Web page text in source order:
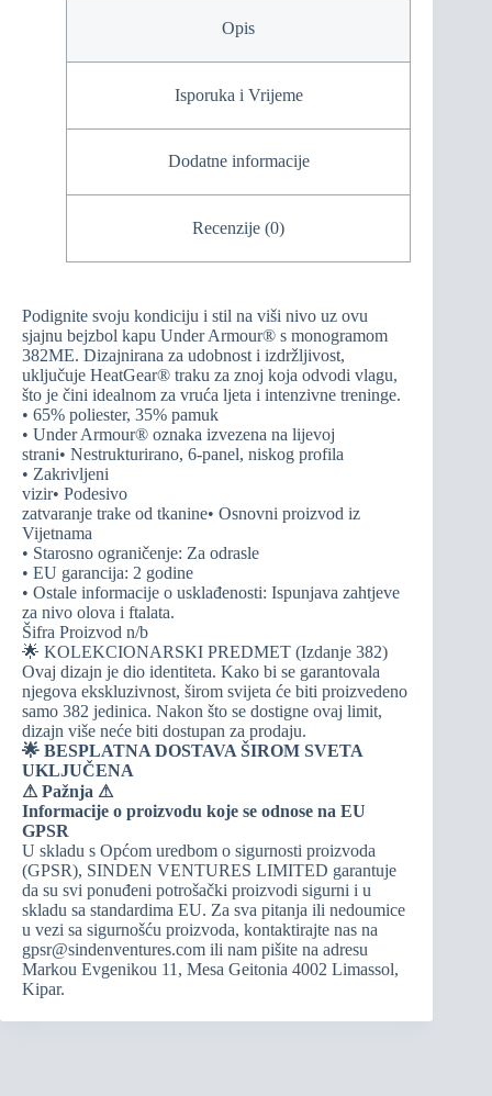
Opis
Isporuka i Vrijeme
Dodatne informacije
Recenzije (0)
Podignite svoju kondiciju i stil na viši nivo uz ovu
sjajnu bejzbol kapu Under Armour® s monogramom
382ME. Dizajnirana za udobnost i izdržljivost,
uključuje HeatGear® traku za znoj koja odvodi vlagu,
što je čini idealnom za vruća ljeta i intenzivne treninge.
• 65% poliester, 35% pamuk
• Under Armour® oznaka izvezena na lijevoj
strani• Nestrukturirano, 6-panel, niskog profila
• Zakrivljeni
vizir• Podesivo
zatvaranje trake od tkanine• Osnovni proizvod iz
Vijetnama
• Starosno ograničenje: Za odrasle
• EU garancija: 2 godine
• Ostale informacije o usklađenosti: Ispunjava zahtjeve
za nivo olova i ftalata.
Šifra Proizvod n/b
🌟 KOLEKCIONARSKI PREDMET (Izdanje 382)
Ovaj dizajn je dio identiteta. Kako bi se garantovala
njegova ekskluzivnost, širom svijeta će biti proizvedeno
samo 382 jedinica. Nakon što se dostigne ovaj limit,
dizajn više neće biti dostupan za prodaju.
🌟 BESPLATNA DOSTAVA ŠIROM SVETA
UKLJUČENA
⚠ Pažnja ⚠
Informacije o proizvodu koje se odnose na EU
GPSR
U skladu s Općom uredbom o sigurnosti proizvoda
(GPSR), SINDEN VENTURES LIMITED garantuje
da su svi ponuđeni potrošački proizvodi sigurni i u
skladu sa standardima EU. Za sva pitanja ili nedoumice
u vezi sa sigurnošću proizvoda, kontaktirajte nas na
gpsr@sindenventures.com ili nam pišite na adresu
Markou Evgenikou 11, Mesa Geitonia 4002 Limassol,
Kipar.